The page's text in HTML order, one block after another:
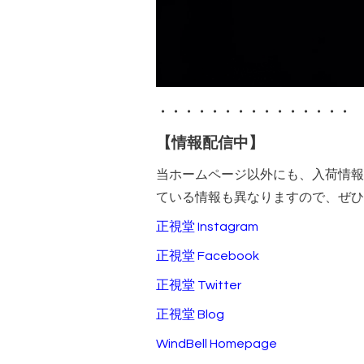
・・・・・・・・・・・・・・・
【情報配信中】
当ホームページ以外にも、入荷情
ている情報も異なりますので、ぜ
正視堂 Instagram
正視堂 Facebook
正視堂 Twitter
正視堂 Blog
WindBell Homepage